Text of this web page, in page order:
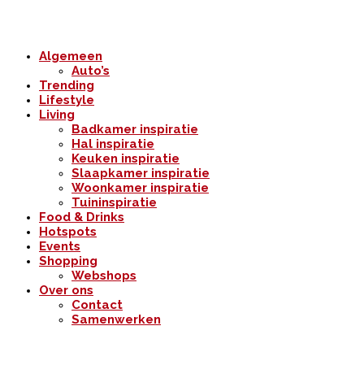
Algemeen
Auto’s
Trending
Lifestyle
Living
Badkamer inspiratie
Hal inspiratie
Keuken inspiratie
Slaapkamer inspiratie
Woonkamer inspiratie
Tuininspiratie
Food & Drinks
Hotspots
Events
Shopping
Webshops
Over ons
Contact
Samenwerken